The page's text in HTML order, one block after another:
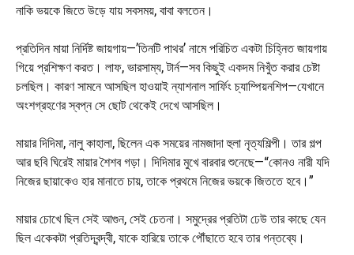
নাকি ভয়কে জিতে উড়ে যায় সবসময়, বাবা বলতেন।
প্রতিদিন মায়া নির্দিষ্ট জায়গায়—’তিনটি পাথর’ নামে পরিচিত একটা চিহ্নিত জায়গায়
গিয়ে প্রশিক্ষণ করত। লাফ, ভারসাম্য, টার্ন—সব কিছুই একদম নিখুঁত করার চেষ্টা
চলছিল। কারণ সামনে আসছিল হাওয়াই ন্যাশনাল সার্ফিং চ্যাম্পিয়নশিপ—যেখানে
অংশগ্রহণের স্বপ্ন সে ছোট থেকেই দেখে আসছিল।
মায়ার দিদিমা, নালু কাহালা, ছিলেন এক সময়ের নামজাদা হুলা নৃত্যশিল্পী। তার গল্প
আর ছবি ঘিরেই মায়ার শৈশব গড়া। দিদিমার মুখে বারবার শুনেছে—“কোনও নারী যদি
নিজের ছায়াকেও হার মানাতে চায়, তাকে প্রথমে নিজের ভয়কে জিততে হবে।”
মায়ার চোখে ছিল সেই আগুন, সেই চেতনা। সমুদ্রের প্রতিটা ঢেউ তার কাছে যেন
ছিল একেকটা প্রতিদ্বন্দ্বী, যাকে হারিয়ে তাকে পৌঁছাতে হবে তার গন্তব্যে।